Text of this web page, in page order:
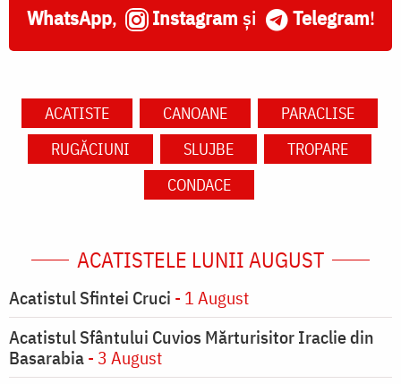
WhatsApp, Instagram și Telegram!
ACATISTE CANOANE
PARACLISE
RUGĂCIUNI
SLUJBE
TROPARE
CONDACE
ACATISTELE LUNII AUGUST
Acatistul Sfintei Cruci - 1 August
Acatistul Sfântului Cuvios Mărturisitor Iraclie din
Basarabia- 3 August